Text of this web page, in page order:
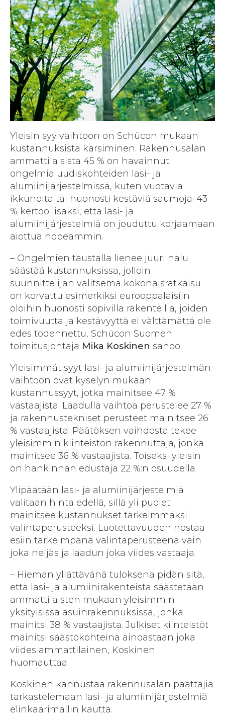
Yleisin syy vaihtoon on Schücon mukaan
kustannuksista karsiminen. Rakennusalan
ammattilaisista 45 % on havainnut
ongelmia uudiskohteiden lasi- ja
alumiinijärjestelmissä, kuten vuotavia
ikkunoita tai huonosti kestäviä saumoja. 43
% kertoo lisäksi, että lasi- ja
alumiinijärjestelmiä on jouduttu korjaamaan
aiottua nopeammin.
– Ongelmien taustalla lienee juuri halu
säästää kustannuksissa, jolloin
suunnittelijan valitsema kokonaisratkaisu
on korvattu esimerkiksi eurooppalaisiin
oloihin huonosti sopivilla rakenteilla, joiden
toimivuutta ja kestävyyttä ei välttämättä ole
edes todennettu, Schücon Suomen
toimitusjohtaja Mika Koskinen sanoo.
Yleisimmät syyt lasi- ja alumiinijärjestelmän
vaihtoon ovat kyselyn mukaan
kustannussyyt, jotka mainitsee 47 %
vastaajista. Laadulla vaihtoa perustelee 27 %
ja rakennustekniset perusteet mainitsee 26
% vastaajista. Päätöksen vaihdosta tekee
yleisimmin kiinteistön rakennuttaja, jonka
mainitsee 36 % vastaajista. Toiseksi yleisin
on hankinnan edustaja 22 %:n osuudella.
Ylipäätään lasi- ja alumiinijärjestelmiä
valitaan hinta edellä, sillä yli puolet
mainitsee kustannukset tärkeimmäksi
valintaperusteeksi. Luotettavuuden nostaa
esiin tärkeimpänä valintaperusteena vain
joka neljäs ja laadun joka viides vastaaja.
– Hieman yllättävänä tuloksena pidän sitä,
että lasi- ja alumiinirakenteista säästetään
ammattilaisten mukaan yleisimmin
yksityisissä asuinrakennuksissa, jonka
mainitsi 38 % vastaajista. Julkiset kiinteistöt
mainitsi säästökohteina ainoastaan joka
viides ammattilainen, Koskinen
huomauttaa.
Koskinen kannustaa rakennusalan päättäjiä
tarkastelemaan lasi- ja alumiinijärjestelmiä
elinkaarimallin kautta.